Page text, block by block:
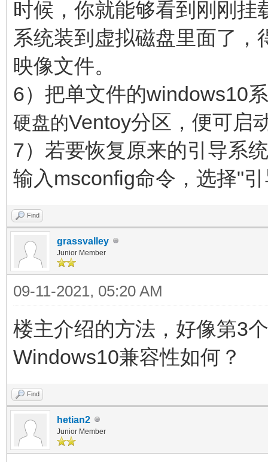
时候，你就能够看到刚刚挂
系统装到虚拟磁盘里面了
映像文件。
6）把单文件的windows10
硬盘的Ventoy分区，便可启
7）若要恢复原来的引导系
输入msconfig命令，选择"
Find
grassvalley
Junior Member
09-11-2021, 05:20 AM
楼主介绍的方法，好像第3
Windows10兼容性如何？
Find
hetian2
Junior Member